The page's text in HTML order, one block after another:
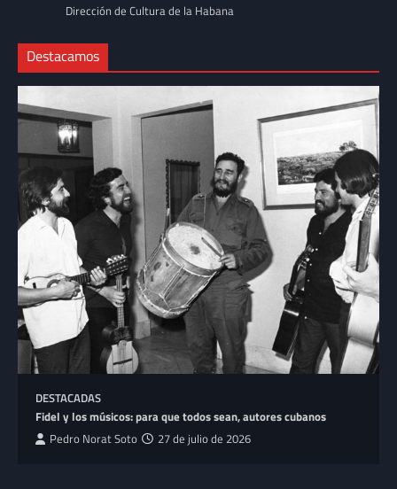
Dirección de Cultura de la Habana
Destacamos
DESTACADAS
Fidel y los músicos: para que todos sean, autores cubanos
Pedro Norat Soto 27 de julio de 2026